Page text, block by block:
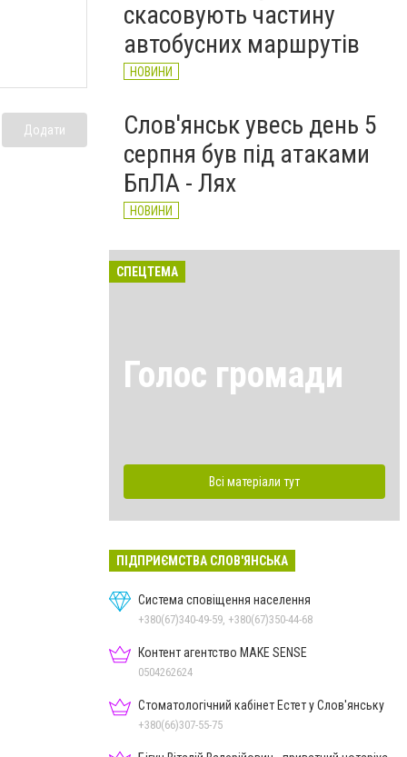
Додати
скасовують частину
автобусних маршрутів
НОВИНИ
Слов'янськ увесь день 5
серпня був під атаками
БпЛА - Лях
НОВИНИ
СПЕЦТЕМА
Голос громади
Всі матеріали тут
ПІДПРИЄМСТВА СЛОВ'ЯНСЬКА
Система сповіщення населення
+380(67)340-49-59, +380(67)350-44-68
Контент агентство MAKE SENSE
0504262624
Стоматологічний кабінет Естет у Слов'янську
+380(66)307-55-75